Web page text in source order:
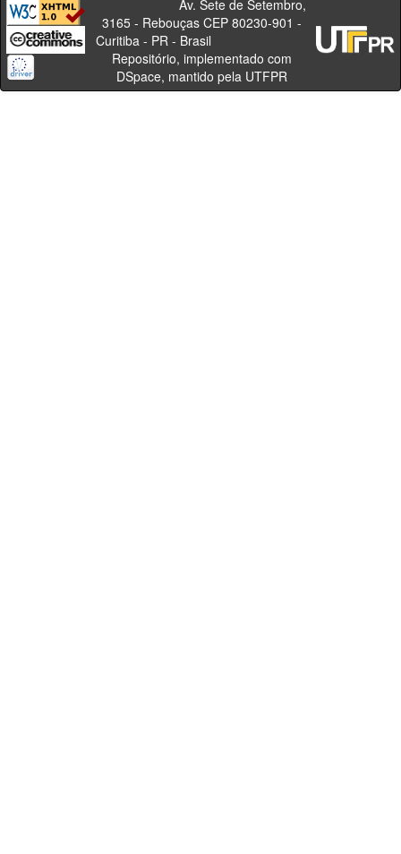
Av. Sete de Setembro,
3165 - Rebouças CEP 80230-901 -
Curitiba - PR - Brasil
Repositório, implementado com
DSpace, mantido pela UTFPR